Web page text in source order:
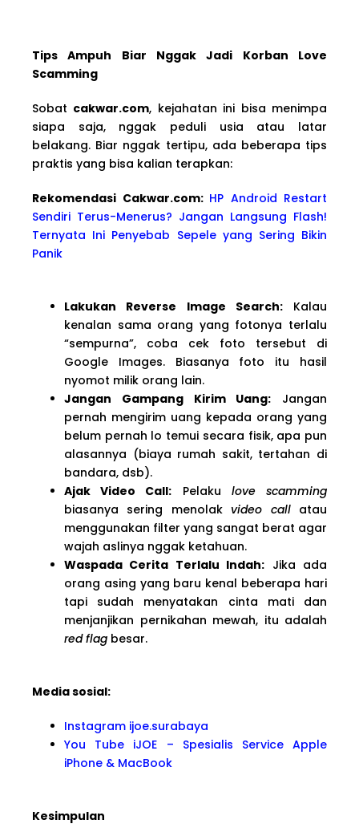
Tips Ampuh Biar Nggak Jadi Korban Love
Scamming
Sobat cakwar.com, kejahatan ini bisa menimpa
siapa saja, nggak peduli usia atau latar
belakang. Biar nggak tertipu, ada beberapa tips
praktis yang bisa kalian terapkan:
Rekomendasi Cakwar.com: HP Android Restart
Sendiri Terus-Menerus? Jangan Langsung Flash!
Ternyata Ini Penyebab Sepele yang Sering Bikin
Panik
Lakukan Reverse Image Search:Kalau
kenalan sama orang yang fotonya terlalu
“sempurna”, coba cek foto tersebut di
Google Images. Biasanya foto itu hasil
nyomot milik orang lain.
Jangan Gampang Kirim Uang: Jangan
pernah mengirim uang kepada orang yang
belum pernah lo temui secara fisik, apa pun
alasannya (biaya rumah sakit, tertahan di
bandara, dsb).
Ajak Video Call: Pelaku love scamming
biasanya sering menolakvideo callatau
menggunakan filter yang sangat berat agar
wajah aslinya nggak ketahuan.
Waspada Cerita Terlalu Indah: Jika ada
orang asing yang baru kenal beberapa hari
tapi sudah menyatakan cinta mati dan
menjanjikan pernikahan mewah, itu adalah
red flag besar.
Media sosial:
Instagram ijoe.surabaya
You Tube iJOE – Spesialis Service Apple
iPhone & MacBook
Kesimpulan